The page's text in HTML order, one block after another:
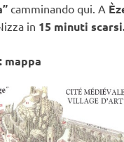
camminando qui. A
in 15 minuti
mappa